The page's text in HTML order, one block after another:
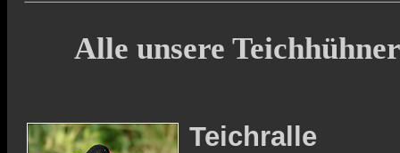
Alle unsere
Teichralle